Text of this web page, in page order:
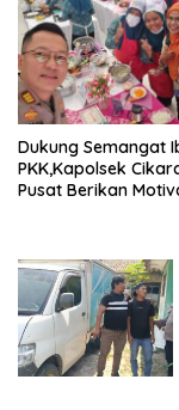
Dukung Semangat
PKK,Kapolsek
Pusat Berikan